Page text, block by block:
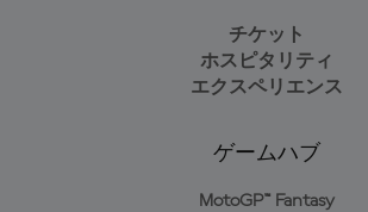
チケット
ホスピタリティ
エクスペリエンス
ゲームハブ
MotoGP™ Fantasy